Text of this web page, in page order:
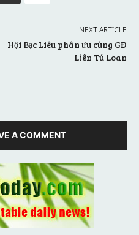
NEXT ARTICLE
Hội Bạc Liêu phân ưu cùng GĐ
Liên Tú Loan
A COMMENT